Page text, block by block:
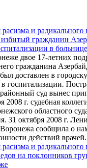
и радикального
гражданин
в больнице
двое 17-летних
гражданина
доставлен в
в госпитализации.
суд вынес
2008 г. судебная
областного
31 октября 2008 г.
сообщила о
действий врачей.
и радикального
на поклонников